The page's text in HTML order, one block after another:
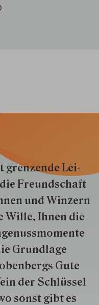
gren­zende Lei­
Freund­schaft
und Win­zern
Wille, Ihnen die
Grund­lage
Gute
der Schlüs­sel
sonst gibt es